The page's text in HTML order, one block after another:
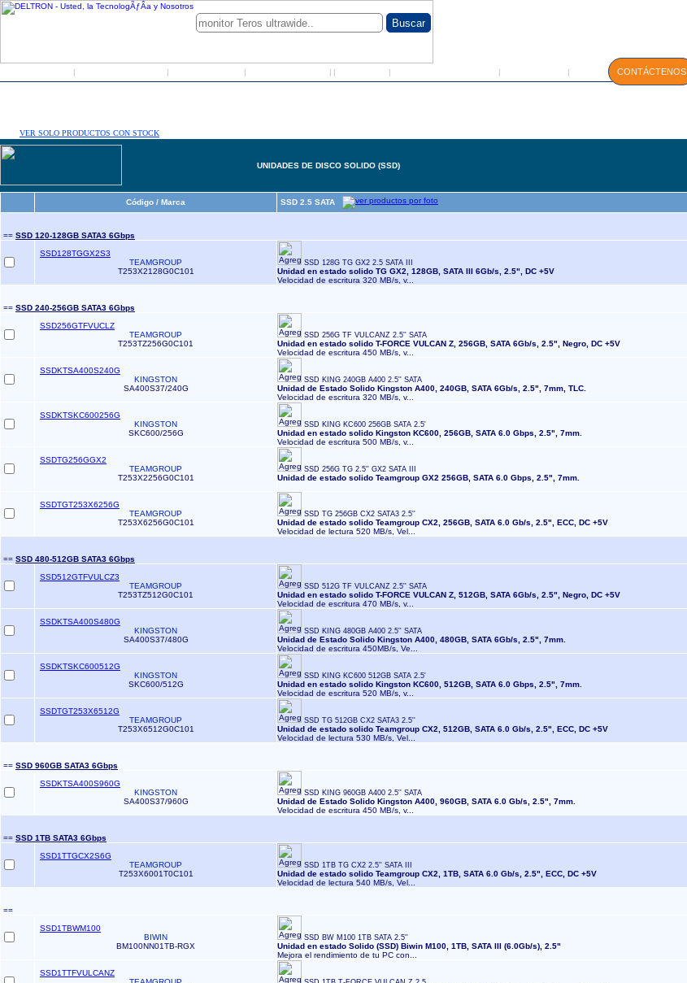
| | | | | | | | CONTÁCTENOS
VER SOLO PRODUCTOS CON STOCK
UNIDADES DE DISCO SOLIDO (SSD)
Código / Marca SSD 2.5 SATA
== SSD 120-128GB SATA3 6Gbps
SSD128TGGX2S3
TEAMGROUP
T253X2128G0C101
SSD 128G TG GX2 2.5 SATA III
Unidad en estado solido TG GX2, 128GB, SATA III 6Gb/s, 2.5", DC +5V
Velocidad de escritura 320 MB/s, v...
== SSD 240-256GB SATA3 6Gbps
SSD256GTFVUCLZ
TEAMGROUP
T253TZ256G0C101
SSD 256G TF VULCANZ 2.5'' SATA
Unidad en estado solido T-FORCE VULCAN Z, 256GB, SATA 6Gb/s, 2.5", Negro, DC +5V
Velocidad de escritura 450 MB/s, v...
SSDKTSA400S240G
KINGSTON
SA400S37/240G
SSD KING 240GB A400 2.5'' SATA
Unidad de Estado Solido Kingston A400, 240GB, SATA 6Gb/s, 2.5", 7mm, TLC.
Velocidad de escritura 320 MB/s, v...
SSDKTSKC600256G
KINGSTON
SKC600/256G
SSD KING KC600 256GB SATA 2.5'
Unidad en estado solido Kingston KC600, 256GB, SATA 6.0 Gbps, 2.5", 7mm.
Velocidad de escritura 500 MB/s, v...
SSDTG256GGX2
TEAMGROUP
T253X2256G0C101
SSD 256G TG 2.5'' GX2 SATA III
Unidad de estado solido Teamgroup GX2 256GB, SATA 6.0 Gbps, 2.5", 7mm.
SSDTGT253X6256G
TEAMGROUP
T253X6256G0C101
SSD TG 256GB CX2 SATA3 2.5''
Unidad de estado solido Teamgroup CX2, 256GB, SATA 6.0 Gb/s, 2.5", ECC, DC +5V
Velocidad de lectura 520 MB/s, Vel...
== SSD 480-512GB SATA3 6Gbps
SSD512GTFVULCZ3
TEAMGROUP
T253TZ512G0C101
SSD 512G TF VULCANZ 2.5'' SATA
Unidad en estado solido T-FORCE VULCAN Z, 512GB, SATA 6Gb/s, 2.5", Negro, DC +5V
Velocidad de escritura 470 MB/s, v...
SSDKTSA400S480G
KINGSTON
SA400S37/480G
SSD KING 480GB A400 2.5'' SATA
Unidad de Estado Solido Kingston A400, 480GB, SATA 6Gb/s, 2.5", 7mm.
Velocidad de escritura 450MB/s, Ve...
SSDKTSKC600512G
KINGSTON
SKC600/512G
SSD KING KC600 512GB SATA 2.5'
Unidad en estado solido Kingston KC600, 512GB, SATA 6.0 Gbps, 2.5", 7mm.
Velocidad de escritura 520 MB/s, v...
SSDTGT253X6512G
TEAMGROUP
T253X6512G0C101
SSD TG 512GB CX2 SATA3 2.5''
Unidad de estado solido Teamgroup CX2, 512GB, SATA 6.0 Gb/s, 2.5", ECC, DC +5V
Velocidad de lectura 530 MB/s, Vel...
== SSD 960GB SATA3 6Gbps
SSDKTSA400S960G
KINGSTON
SA400S37/960G
SSD KING 960GB A400 2.5'' SATA
Unidad de Estado Solido Kingston A400, 960GB, SATA 6.0 Gb/s, 2.5", 7mm.
Velocidad de escritura 450 MB/s, v...
== SSD 1TB SATA3 6Gbps
SSD1TTGCX2S6G
TEAMGROUP
T253X6001T0C101
SSD 1TB TG CX2 2.5'' SATA III
Unidad de estado solido Teamgroup CX2, 1TB, SATA 6.0 Gb/s, 2.5", ECC, DC +5V
Velocidad de lectura 540 MB/s, Vel...
==
SSD1TBWM100
BIWIN
BM100NN01TB-RGX
SSD BW M100 1TB SATA 2.5''
Unidad en estado Solido (SSD) Biwin M100, 1TB, SATA III (6.0Gb/s), 2.5"
Mejora el rendimiento de tu PC con...
SSD1TTFVULCANZ